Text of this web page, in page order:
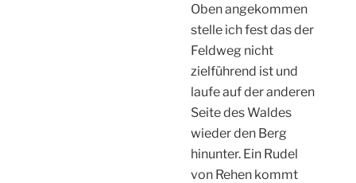
Oben angekommen
stelle ich fest das der
Feldweg nicht
zielführend ist und
laufe auf der anderen
Seite des Waldes
wieder den Berg
hinunter. Ein Rudel
von Rehen kommt